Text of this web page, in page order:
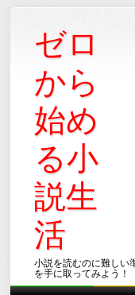
ゼロ
から
始め
る小
説生
活
小説を読むのに難しい
を手に取ってみよう！